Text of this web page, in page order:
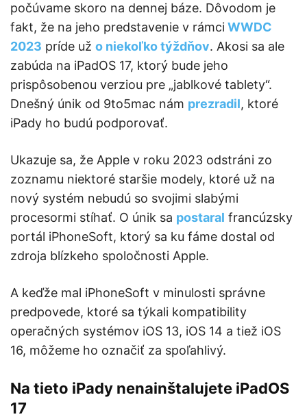
počúvame skoro na dennej báze. Dôvodom je
fakt, že na jeho predstavenie v rámciWWDC
2023 príde už o niekoľko týždňov. Akosi sa ale
zabúda na iPadOS 17, ktorý bude jeho
prispôsobenou verziou pre „jablkové tablety“.
Dnešný únik od 9to5mac nám prezradil, ktoré
iPady ho budú podporovať.
Ukazuje sa, že Apple v roku 2023 odstráni zo
zoznamu niektoré staršie modely, ktoré už na
nový systém nebudú so svojimi slabými
procesormi stíhať. O únik sa postaral francúzsky
portál iPhoneSoft, ktorý sa ku fáme dostal od
zdroja blízkeho spoločnosti Apple.
A keďže mal iPhoneSoft v minulosti správne
predpovede, ktoré sa týkali kompatibility
operačných systémov iOS 13, iOS 14 a tiež iOS
16, môžeme ho označiť za spoľahlivý.
Na tieto iPady nenainštalujete iPadOS
17